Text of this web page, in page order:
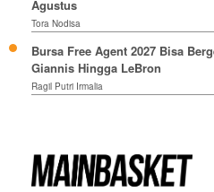
Agustus
Tora Nodisa
Bursa Free Agent 2027 Bisa
Giannis Hingga LeBron
Ragil Putri Irmalia